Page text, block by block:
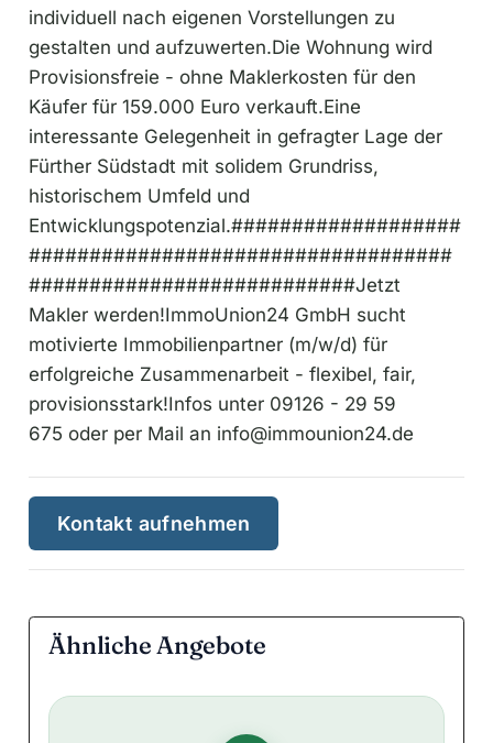
Provisionsfreie - ohne Maklerkosten für den
Käufer für 159.000 Euro verkauft.Eine
interessante Gelegenheit in gefragter Lage der
Fürther Südstadt mit solidem Grundriss,
historischem Umfeld und
Entwicklungspotenzial.###################
###################################
###########################Jetzt
Makler werden!ImmoUnion24 GmbH sucht
motivierte Immobilienpartner (m/w/d) für
erfolgreiche Zusammenarbeit - flexibel, fair,
provisionsstark!Infos unter 09126 - 29 59
675 oder per Mail aninfo@immounion24.de
Kontakt aufnehmen